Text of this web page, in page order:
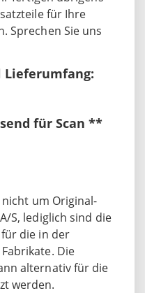
für Ihre
Sprechen Sie uns
Lieferumfang:
für Scan **
um Original-
S, lediglich sind die
die in der
Die
alternativ für die
werden.